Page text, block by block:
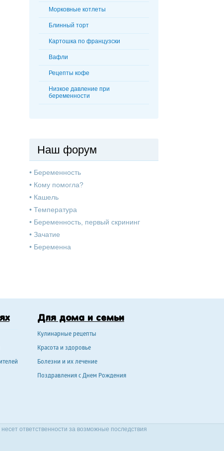
Морковные котлеты
Блинный торт
Картошка по французски
Вафли
Рецепты кофе
Низкое давление при
беременности
Наш форум
• Беременность
• Кому помогла?
• Кашель
• Температура
• Беременность, первый скрининг
• Зачатие
• Беременна
Для дома и семьи
Кулинарные рецепты
Красота и здоровье
Болезни и их лечение
Поздравления с Днем Рождения
ответственности за возможные последствия